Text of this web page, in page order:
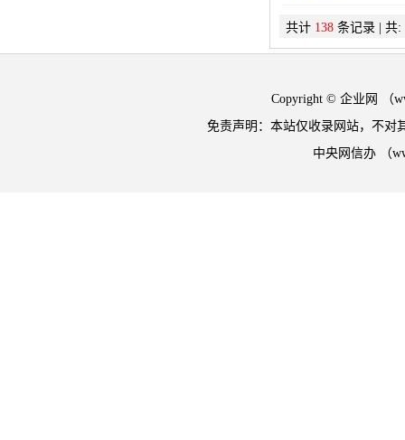
共计 138条记录 | 共:
Copyright © 企业网 （
免责声明：本站仅收录网站，不对
中央网信办 （